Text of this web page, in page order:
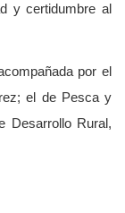
y certidumbre al
por el
el de Pesca y
Desarrollo Rural,